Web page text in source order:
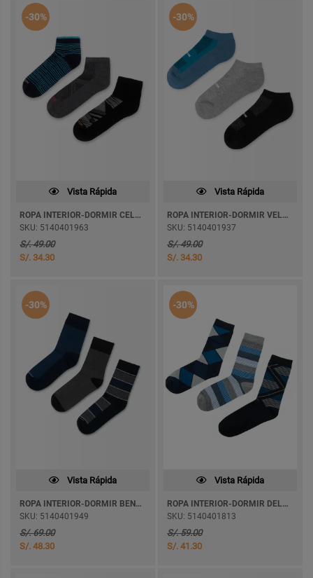
-30%
Vista Rápida
ROPA INTERIOR-DORMIR CELZIUS
SKU: 5140401963
S/. 49.00
S/. 34.30
-30%
Vista Rápida
ROPA INTERIOR-DORMIR VELEZOR
SKU: 5140401937
S/. 49.00
S/. 34.30
-30%
Vista Rápida
ROPA INTERIOR-DORMIR BENEVENTO
SKU: 5140401949
S/. 69.00
S/. 48.30
-30%
Vista Rápida
ROPA INTERIOR-DORMIR DELORIAN
SKU: 5140401813
S/. 59.00
S/. 41.30